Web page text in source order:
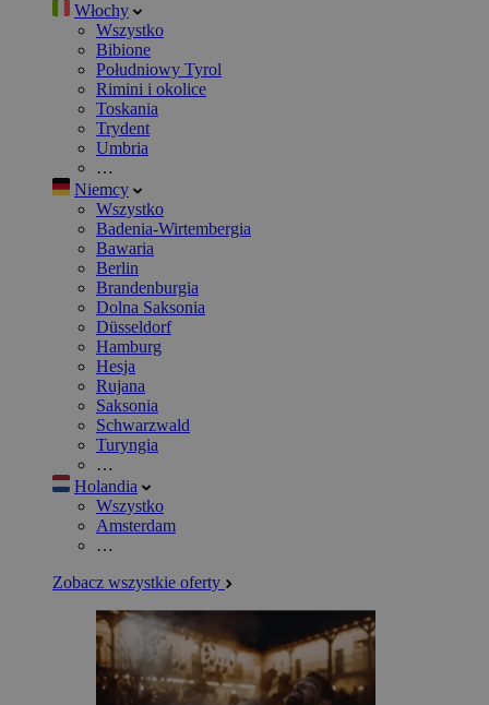
Włochy
Wszystko
Bibione
Południowy Tyrol
Rimini i okolice
Toskania
Trydent
Umbria
…
Niemcy
Wszystko
Badenia-Wirtembergia
Bawaria
Berlin
Brandenburgia
Dolna Saksonia
Düsseldorf
Hamburg
Hesja
Rujana
Saksonia
Schwarzwald
Turyngia
…
Holandia
Wszystko
Amsterdam
…
Zobacz wszystkie oferty